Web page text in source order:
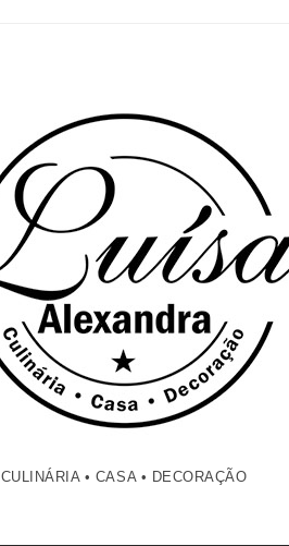
CULINÁRIA • CASA • DECORAÇÃO